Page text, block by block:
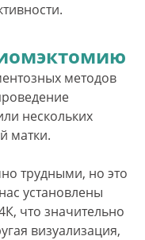
методов
нескольких
матки.
трудными, но это
установлены
что значительно
визуализация,